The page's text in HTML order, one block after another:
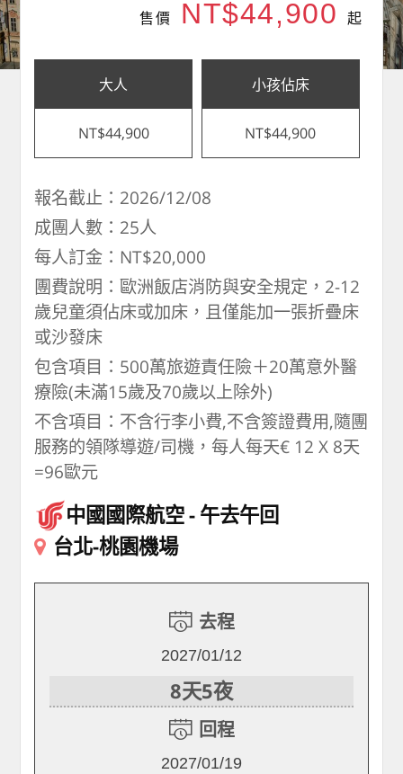
售價 NT$44,900 起
大人
NT$44,900
小孩佔床
NT$44,900
報名截止：2026/12/08
成團人數：25人
每人訂金：NT$20,000
團費說明：歐洲飯店消防與安全規定，2-12
歲兒童須佔床或加床，且僅能加一張折疊床
或沙發床
包含項目：500萬旅遊責任險＋20萬意外醫
療險(未滿15歲及70歲以上除外)
不含項目：不含行李小費,不含簽證費用,隨團
服務的領隊導遊/司機，每人每天€ 12 X 8天
=96歐元
中國國際航空 午去午回
台北-桃園機場
去程
2027/01/12
8天5夜
回程
2027/01/19